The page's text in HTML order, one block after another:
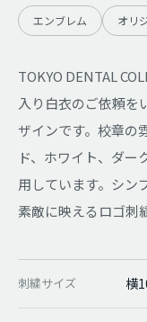
エンブレム オリ
TOKYO DENTAL
入り白衣のご依頼を
ザインです。校章の
ド、ホワイト、ダー
用しています。シン
素敵に映えるロゴ刺
刺繍サイズ 横